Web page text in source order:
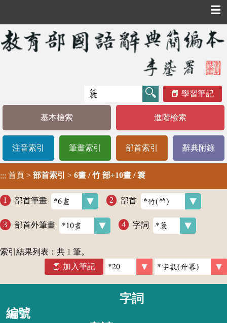
☰
學習筆記
基本檢索 進階檢索
注音索引 筆畫索引 部首索引 辭典附錄
::: 首頁 > 部首索引 > 6畫 / 竹 部+10畫 / 簑
部首筆畫 部首
部首外筆畫 字詞
索引結果列表：共 1 筆。
加入筆記
編號
字詞